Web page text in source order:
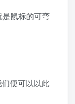
鼠标的可弯
便可以以此